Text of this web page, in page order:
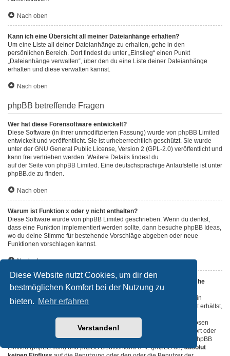
Diese Website nutzt Cookies, um dir den
bestmöglichen Komfort bei der Nutzung zu
bieten. Mehr erfahren
Verstanden!
Nach oben
Kann ich eine Übersicht all meiner Dateianhänge erhalten?
Um eine Liste all deiner Dateianhänge zu erhalten, gehe in den
persönlichen Bereich. Dort findest du unter „Einstieg“ einen Punkt
„Dateianhänge verwalten“, über den du eine Liste deiner Dateianhänge
erhalten und diese verwalten kannst.
Nach oben
phpBB betreffende Fragen
Wer hat diese Forensoftware entwickelt?
Diese Software (in ihrer unmodifizierten Fassung) wurde von phpBB Limited
entwickelt und veröffentlicht. Sie ist urheberrechtlich geschützt. Sie wurde
unter der GNU General Public License, Version 2 (GPL-2.0) veröffentlicht und
kann frei vertrieben werden. Weitere Details findest du
auf der Seite von phpBB Limited . Eine deutschsprachige Anlaufstelle ist unter
phpBB.de zu finden.
Nach oben
Warum ist Funktion x oder y nicht enthalten?
Diese Software wurde von phpBB Limited geschrieben. Wenn du denkst,
dass eine Funktion implementiert werden sollte, dann besuche phpBB Ideas,
wo du deine Stimme für bestehende Vorschläge abgeben oder neue
Funktionen vorschlagen kannst.
Nach oben
An wen soll ich mich wenden, falls es Beschwerden oder juristische
Anfragen zu diesem Forum gibt?
Jeder Administrator, der auf der „Das Team“-Seite aufgeführt ist, ist ein
geeigneter Kontakt für deine Beschwerde. Wenn du so keine Antwort erhältst,
durch) oder — falls diese Seite bei einem kostenlosen
Webhoster wie z. B. Yahoo!, free.fr, funpic.de usw. liegt — den Support oder
den Abuse-Kontakt des betreffenden Dienstes. Bitte beachte, dass phpBB
Limited (phpBB.com) und phpBB Deutschland e. V. (phpBB.de)absolut